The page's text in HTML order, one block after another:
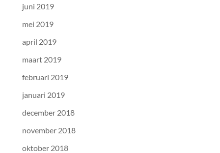
juni 2019
mei 2019
april 2019
maart 2019
februari 2019
januari 2019
december 2018
november 2018
oktober 2018